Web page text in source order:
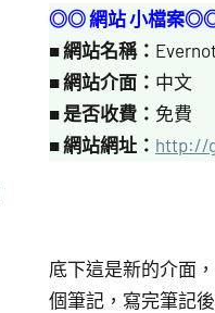
◎◎ 網站 小檔案
■網站名稱：
■網站介面： 中文
■ 是否收費： 免費
■網站網址： http://
底下這是新的介面
個筆記，寫完筆記